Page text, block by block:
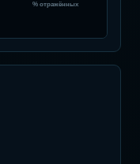
% отражённых